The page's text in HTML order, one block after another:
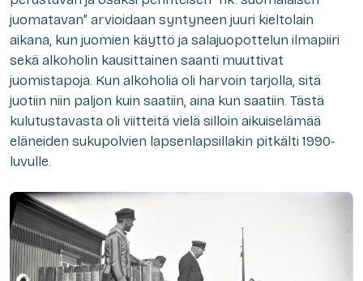
juomatavan” arvioidaan syntyneen juuri kieltolain
aikana, kun juomien käyttö ja salajuopottelun ilmapiiri
sekä alkoholin kausittainen saanti muuttivat
juomistapoja. Kun alkoholia oli harvoin tarjolla, sitä
juotiin niin paljon kuin saatiin, aina kun saatiin. Tästä
kulutustavasta oli viitteitä vielä silloin aikuiselämää
eläneiden sukupolvien lapsenlapsillakin pitkälti 1990-
luvulle.